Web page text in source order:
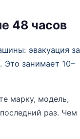
48 часов
эвакуация за
занимает 10–
марку, модель,
раз. Чем